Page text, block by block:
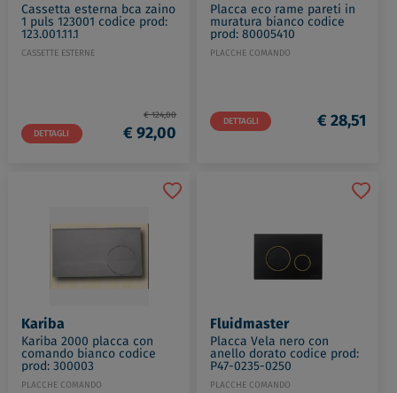
Cassetta esterna bca zaino
1 puls 123001 codice prod:
123.001.11.1
CASSETTE ESTERNE
DETTAGLI
€ 124,00
€ 92,00
Placca eco rame pareti in
muratura bianco codice
prod: 80005410
PLACCHE COMANDO
DETTAGLI € 28,51
Kariba
Kariba 2000 placca con
comando bianco codice
prod: 300003
PLACCHE COMANDO
Fluidmaster
Placca Vela nero con
anello dorato codice prod:
P47-0235-0250
PLACCHE COMANDO